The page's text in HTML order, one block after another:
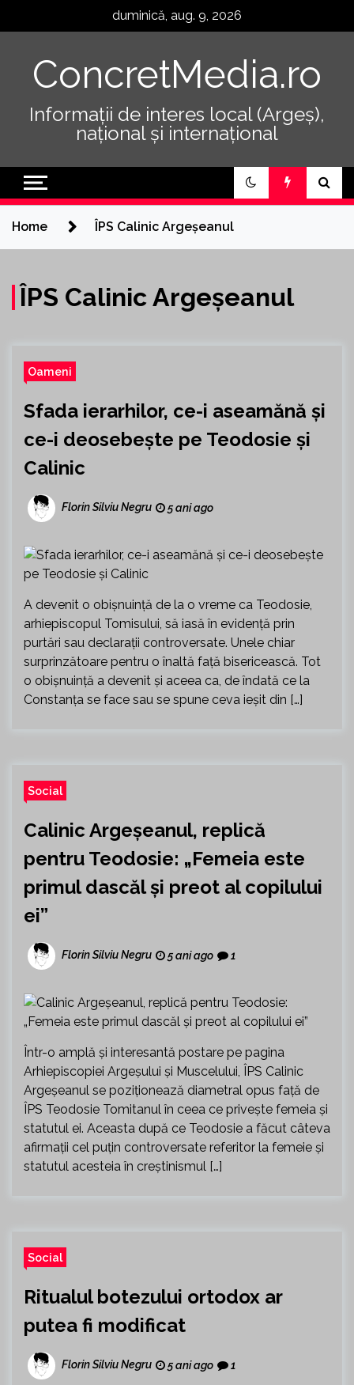
duminică, aug. 9, 2026
ConcretMedia.ro
Informații de interes local (Argeș),
național și internațional
Home ÎPS Calinic Argeșeanul
ÎPS Calinic Argeșeanul
Oameni
Sfada ierarhilor, ce-i aseamănă și
ce-i deosebește pe Teodosie și
Calinic
Florin Silviu Negru 5 ani ago
A devenit o obișnuință de la o vreme ca Teodosie,
arhiepiscopul Tomisului, să iasă în evidență prin
purtări sau declarații controversate. Unele chiar
surprinzătoare pentru o înaltă față bisericească. Tot
o obișnuință a devenit și aceea ca, de îndată ce la
Constanța se face sau se spune ceva ieșit din […]
Social
Calinic Argeșeanul, replică
pentru Teodosie: „Femeia este
primul dascăl și preot al copilului
ei”
Florin Silviu Negru 5 ani ago 1
Într-o amplă și interesantă postare pe pagina
Arhiepiscopiei Argeșului și Muscelului, ÎPS Calinic
Argeșeanul se poziționează diametral opus față de
ÎPS Teodosie Tomitanul în ceea ce privește femeia și
statutul ei. Aceasta după ce Teodosie a făcut câteva
afirmații cel puțin controversate referitor la femeie și
statutul acesteia în creștinismul […]
Social
Ritualul botezului ortodox ar
putea fi modificat
Florin Silviu Negru 5 ani ago 1